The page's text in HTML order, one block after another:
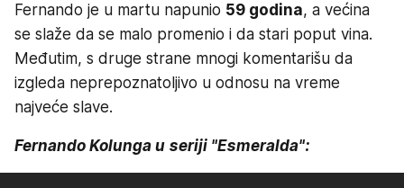
Fernando je u martu napunio 59 godina, a većina
se slaže da se malo promenio i da stari poput vina.
Međutim, s druge strane mnogi komentarišu da
izgleda neprepoznatoljivo u odnosu na vreme
najveće slave.
Fernando Kolunga u seriji "Esmeralda":